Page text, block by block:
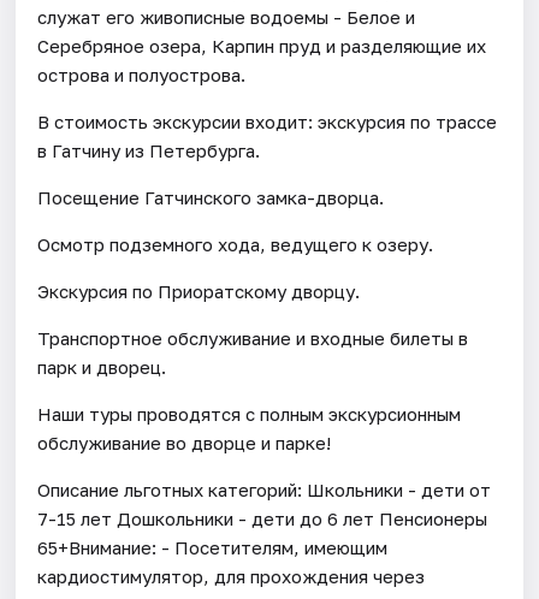
служат его живописные водоемы - Белое и
Серебряное озера, Карпин пруд и разделяющие их
острова и полуострова.
В стоимость экскурсии входит: экскурсия по трассе
в Гатчину из Петербурга.
Посещение Гатчинского замка-дворца.
Осмотр подземного хода, ведущего к озеру.
Экскурсия по Приоратскому дворцу.
Транспортное обслуживание и входные билеты в
парк и дворец.
Наши туры проводятся с полным экскурсионным
обслуживание во дворце и парке!
Описание льготных категорий: Школьники - дети от
7-15 лет Дошкольники - дети до 6 лет Пенсионеры
65+Внимание: - Посетителям, имеющим
кардиостимулятор, для прохождения через